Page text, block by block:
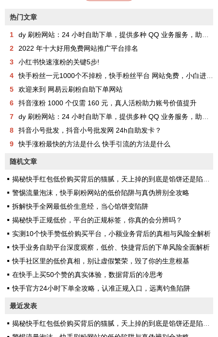
热门文章
1
dy 刷粉网站：24 小时自助下单，提供多种 QQ 业务服务，助你成为网红
2
2022 年十大好用免费网站推广平台排名
3
小红书快速涨粉的关键5步!
4
快手粉丝一元1000个不掉粉，快手粉丝平台 网站免费，小白进来看看，教你如何快速涨粉1000，其实很简单！
5
欢迎来到 网易云刷粉自助下单网站
6
抖音涨粉 1000 个仅需 160 元，真人活粉助力账号价值提升
7
dy 刷粉网站：24 小时自助下单，提供多种 QQ 业务服务，助你成为网红
8
抖音小号批发，抖音小号批发网 24h自助发卡？
9
快手涨粉最快的方法是什么 快手引流的方法是什么
随机文章
揭秘快手红包低价购买背后的猫腻，天上掉的到底是馅饼还是陷阱？
警惕流量泡沫，快手刷粉网站的低价陷阱与真伪辨别全攻略
拆解快手全网最低价生意经，当心馅饼变陷阱
揭秘快手正规低价，平台的正规标签，你真的会分辨吗？
实测10个快手赞低价购买平台，小额业务背后的真相与风险全解析
快手业务自助平台深度观察，低价、快捷背后的下单风险全面解析
快手社区里的低价真相，别让虚假繁荣，毁了你的生意根基
在快手上买50个赞的真实体验，数据背后的冷思考
快手官方24小时下单全攻略，认准正规入口，远离钓鱼陷阱
最近发表
揭秘快手红包低价购买背后的猫腻，天上掉的到底是馅饼还是陷阱？